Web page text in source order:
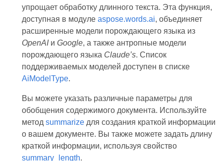
упрощает обработку длинного текста. Эта функция,
доступная в модуле aspose.words.ai, объединяет
расширенные модели порождающего языка из
OpenAIи Google, а также антропные модели
порождающего языка Claude’s. Список
поддерживаемых моделей доступен в списке
AiModelType.
Вы можете указать различные параметры для
обобщения содержимого документа. Используйте
метод summarizeдля создания краткой информации
о вашем документе. Вы также можете задать длину
краткой информации, используя свойство
summary_length.